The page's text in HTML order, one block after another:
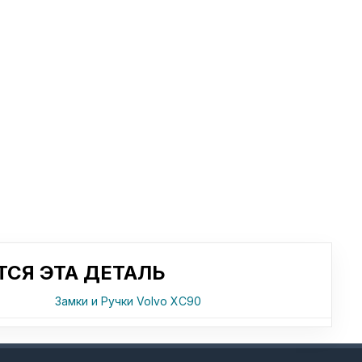
ЭТА ДЕТАЛЬ
Замки и Ручки Volvo XC90